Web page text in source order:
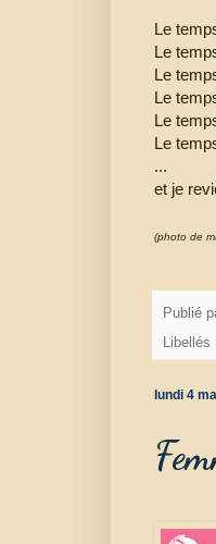
Le
Le
Le
Le
Le
Le
...
et je
(photo de
Publié
Libellés
lundi 4